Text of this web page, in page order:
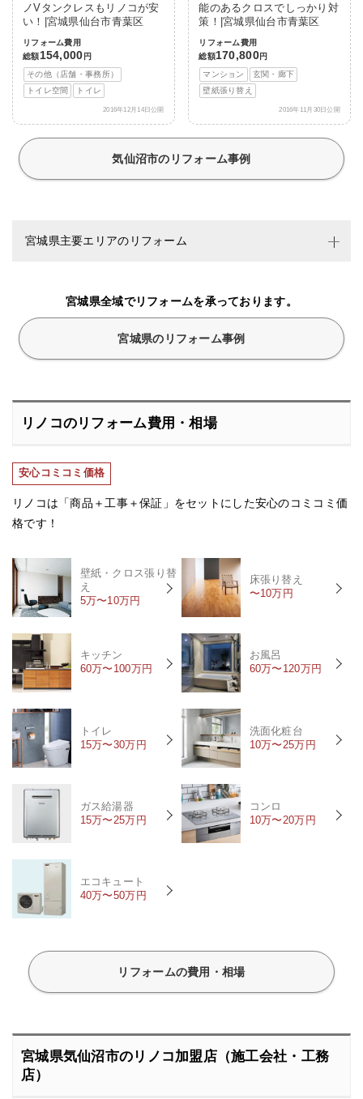
ノVタンクレスもリノコが安
い！|宮城県仙台市青葉区
リフォーム費用
総額154,000 円
その他（店舗・事務所）
トイレ空間
トイレ
2016年12月14日公開
能のあるクロスでしっかり対
策！|宮城県仙台市青葉区
リフォーム費用
総額170,800円
マンション
玄関・廊下
壁紙張り替え
2016年11月30日公開
気仙沼市のリフォーム事例
宮城県主要エリアのリフォーム
宮城県全域でリフォームを承っております。
宮城県のリフォーム事例
リノコのリフォーム費用・相場
安心コミコミ価格
リノコは「商品＋工事＋保証」をセットにした安心のコミコミ価
格です！
壁紙・クロス張り替
え
5万〜10万円
床張り替え
〜10万円
キッチン
60万〜100万円
お風呂
60万〜120万円
トイレ
15万〜30万円
洗面化粧台
10万〜25万円
ガス給湯器
15万〜25万円
コンロ
10万〜20万円
エコキュート
40万〜50万円
リフォームの費用・相場
宮城県気仙沼市のリノコ加盟店（施工会社・工務
店）